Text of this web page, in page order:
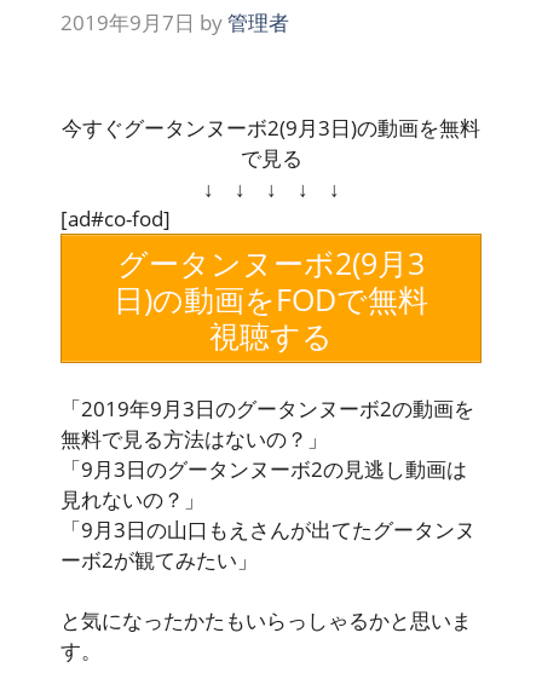
2019年9月7日 by管理者
今すぐグータンヌーボ2(9月3日)の動画を無料
で見る
↓ ↓ ↓ ↓ ↓
[ad#co-fod]
グータンヌーボ2(9月3
日)の動画をFODで無料
視聴する
「2019年9月3日のグータンヌーボ2の動画を
無料で見る方法はないの？」
「9月3日のグータンヌーボ2の見逃し動画は
見れないの？」
「9月3日の山口もえさんが出てたグータンヌ
ーボ2が観てみたい」
と気になったかたもいらっしゃるかと思いま
す。